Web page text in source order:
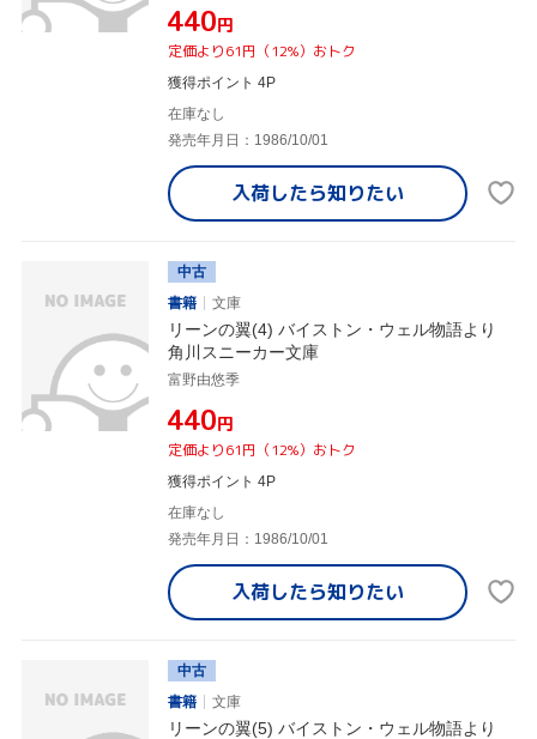
¥440円
定価より61円（12%）おトク
獲得ポイント 4P
在庫なし
発売年月日：1986/10/01
入荷したら知りたい
中古
書籍
文庫
リーンの翼(4) バイストン・ウェル物語より
角川スニーカー文庫
富野由悠季
¥440円
定価より61円（12%）おトク
獲得ポイント 4P
在庫なし
発売年月日：1986/10/01
入荷したら知りたい
中古
書籍
文庫
リーンの翼(5) バイストン・ウェル物語より